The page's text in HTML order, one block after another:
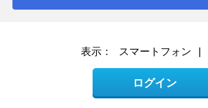
表示： スマートフォン |
ログイン